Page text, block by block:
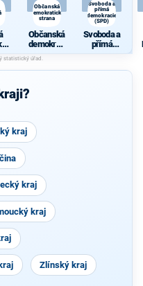
Občanská
demokratická
strana
Občanská
demokrati
cká strana
Svoboda a
přímá
demokracie
(SPD)
Svoboda a
přímá
demokraci
kraj
kraj
kraj
Zlínský kraj